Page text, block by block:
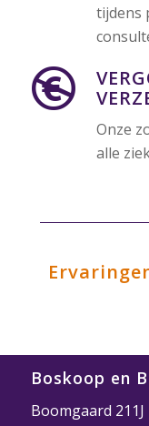
tijdens
Onze
alle
Boskoop en
Boomgaard 211J